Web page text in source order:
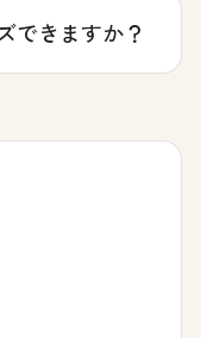
できますか？